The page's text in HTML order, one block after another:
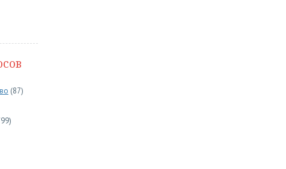
(87)